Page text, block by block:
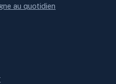
au quotidien